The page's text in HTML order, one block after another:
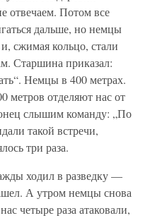
отвечаем. Потом все
дальше, но немцы
сжимая кольцо, стали
Старшина приказал:
Немцы в 400 метрах.
отделяют нас от
слышим команду: „По
такой встречи,
три раза.
ходил в разведку —
А утром немцы снова
четыре раза атаковали,